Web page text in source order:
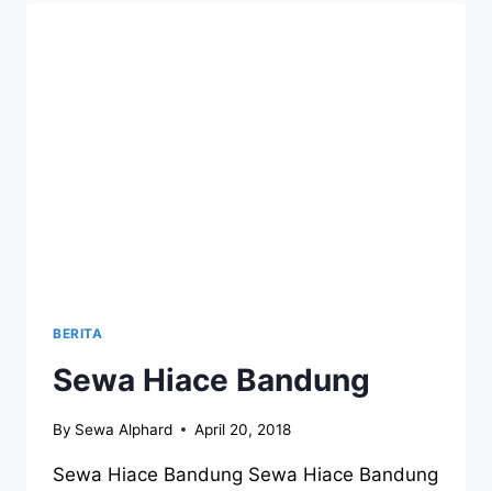
BERITA
Sewa Hiace Bandung
By Sewa Alphard April 20, 2018
Sewa Hiace Bandung Sewa Hiace Bandung